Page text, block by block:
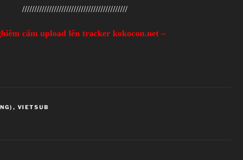
///////////////////////////////////////////
cấm upload lên tracker kokocon.net –
, VIETSUB